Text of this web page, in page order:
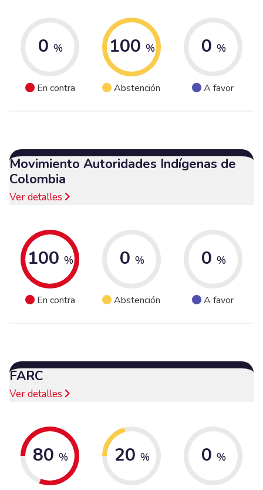
0 %
En contra
100 %
Abstención
0 %
A favor
Movimiento Autoridades Indígenas de
Colombia
Ver detalles
100 %
En contra
0 %
Abstención
0 %
A favor
FARC
Ver detalles
80 % 20 % 0 %